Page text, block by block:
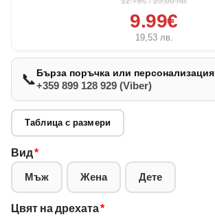
9.99€
19,53 лв.
📞Бърза поръчка или персонализация
+359 899 128 929 (Viber)
Таблица с размери
Вид*
Мъж Жена Дете
Цвят на дрехата*